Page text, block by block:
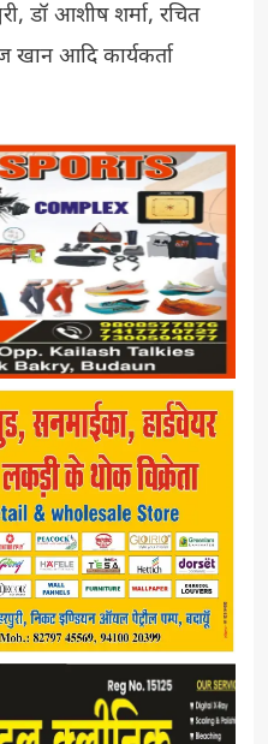
डॉ आशीष शर्मा, रचित
खान आदि कार्यकर्ता